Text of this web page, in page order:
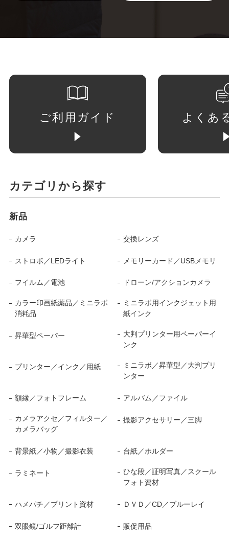
ご利用ガイド よくあ
カテゴリから探す
新品
カメラ 交換レンズ
ストロボ／LEDライト メモリーカード／USBメモリ
フイルム／電池 ドローン/アクションカメラ
カラー印画紙薬品／ミニラボ
消耗品
ミニラボ用インクジェット用
紙インク
昇華型ペーパー
大判プリンター用ペーパーイ
ンク
プリンター／インク／用紙
ミニラボ／昇華型／大判プリ
ンター
額縁／フォトフレーム アルバム／ファイル
カメラアクセ／フィルター／
カメラバッグ
撮影アクセサリー／三脚
背景紙／小物／撮影衣装 台紙／ホルダー
ラミネート
ひな段／証明写真／スクール
フォト資材
ハメパチ／プリント資材 ＤＶＤ／CD／ブルーレイ
双眼鏡/ゴルフ距離計 販促用品